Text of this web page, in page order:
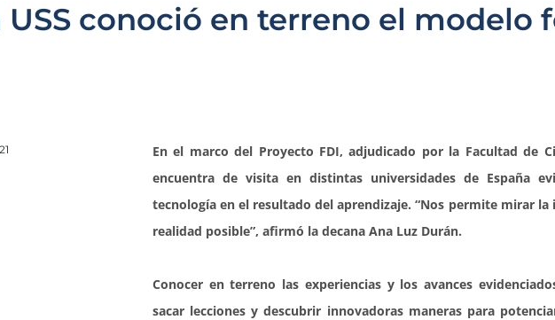
conoció en terreno el modelo
En el marco del Proyecto FDI, adjudicado por la Facultad de
encuentra de visita en distintas universidades de España
tecnología en el resultado del aprendizaje. “Nos permite mirar
realidad posible”, afirmó la decana Ana Luz Durán.
Conocer en terreno las experiencias y los avances
sacar lecciones y descubrir innovadoras maneras para